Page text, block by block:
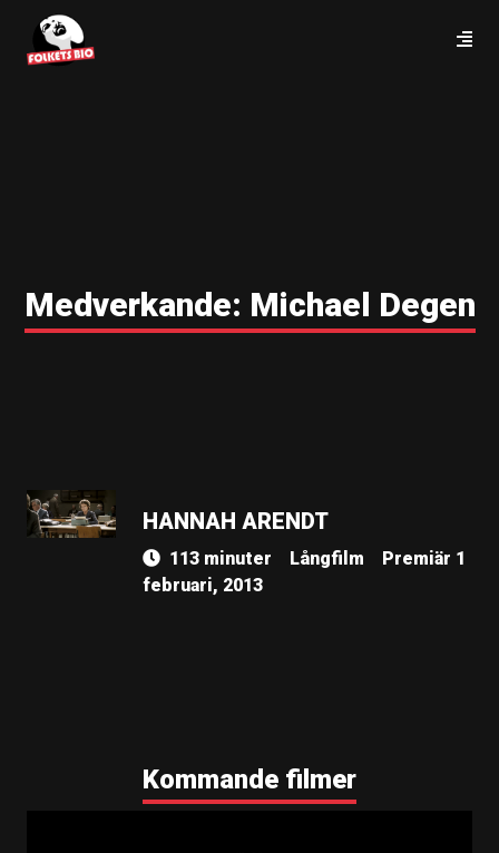
Medverkande: Michael Degen
HANNAH ARENDT
113 minuter Långfilm
Premiär 1
februari, 2013
Kommande filmer